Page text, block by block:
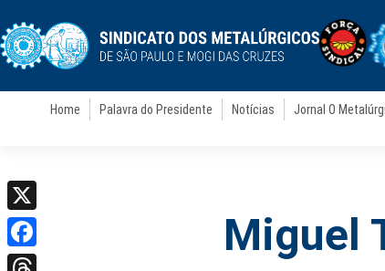
Home Palavra do Presidente Notícias Jornal O
Miguel
X
Facebook